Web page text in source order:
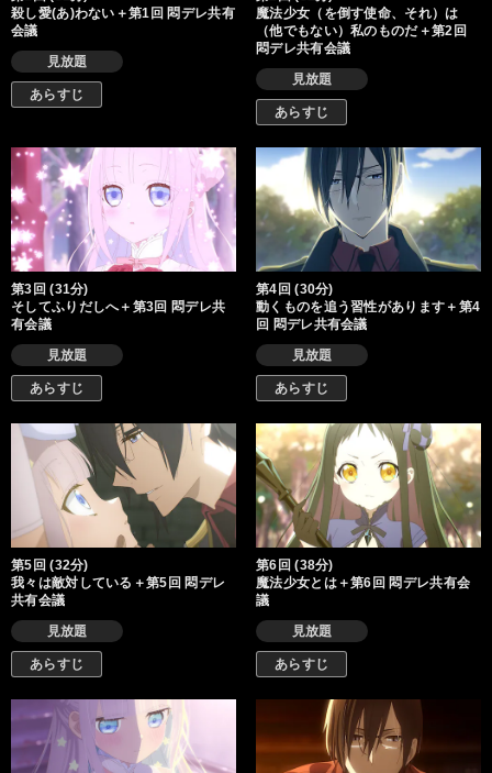
殺し愛(あ)わない＋第1回 悶デレ共有
会議
見放題
あらすじ
魔法少女（を倒す使命、それ）は
（他でもない）私のものだ＋第2回
悶デレ共有会議
見放題
あらすじ
第3回 (31分)
そしてふりだしへ＋第3回 悶デレ共
有会議
見放題
あらすじ
第4回 (30分)
動くものを追う習性があります＋第4
回 悶デレ共有会議
見放題
あらすじ
第5回 (32分)
我々は敵対している＋第5回 悶デレ
共有会議
見放題
あらすじ
第6回 (38分)
魔法少女とは＋第6回 悶デレ共有会
議
見放題
あらすじ